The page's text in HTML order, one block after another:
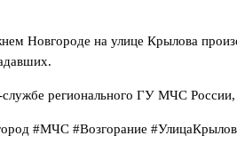
Новгороде на улице Крылова
регионального ГУ МЧС
#МЧС #Возгорание